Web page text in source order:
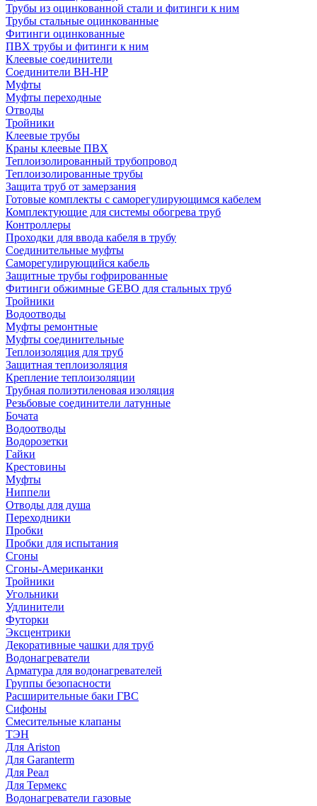
Трубы из оцинкованной стали и фитинги к ним
Трубы стальные оцинкованные
Фитинги оцинкованные
ПВХ трубы и фитинги к ним
Клеевые соединители
Соединители ВН-НР
Муфты
Муфты переходные
Отводы
Тройники
Клеевые трубы
Краны клеевые ПВХ
Теплоизолированный трубопровод
Теплоизолированные трубы
Защита труб от замерзания
Готовые комплекты с саморегулирующимся кабелем
Комплектующие для системы обогрева труб
Контроллеры
Проходки для ввода кабеля в трубу
Соединительные муфты
Саморегулирующийся кабель
Защитные трубы гофрированные
Фитинги обжимные GEBO для стальных труб
Тройники
Водоотводы
Муфты ремонтные
Муфты соединительные
Теплоизоляция для труб
Защитная теплоизоляция
Крепление теплоизоляции
Трубная полиэтиленовая изоляция
Резьбовые соединители латунные
Бочата
Водоотводы
Водорозетки
Гайки
Крестовины
Муфты
Ниппели
Отводы для душа
Переходники
Пробки
Пробки для испытания
Сгоны
Сгоны-Американки
Тройники
Угольники
Удлинители
Футорки
Эксцентрики
Декоративные чашки для труб
Водонагреватели
Арматура для водонагревателей
Группы безопасности
Расширительные баки ГВС
Сифоны
Смесительные клапаны
ТЭН
Для Ariston
Для Garanterm
Для Реал
Для Термекс
Водонагреватели газовые